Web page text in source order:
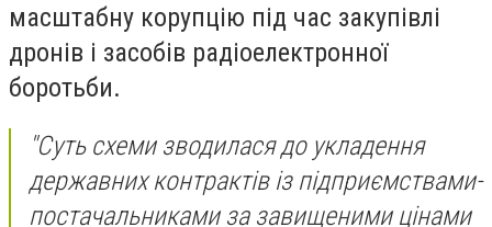
масштабну корупцію під час закупівлі
дронів і засобів радіоелектронної
боротьби.
"Суть схеми зводилася до укладення
державних контрактів із підприємствами-
постачальниками за завищеними цінами